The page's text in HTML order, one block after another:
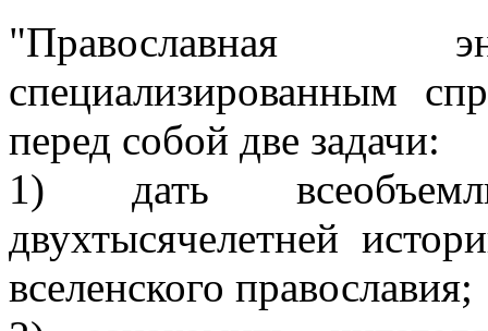
"Православная
специализированным
перед собой две задачи:
1) дать
двухтысячелетней
вселенского православия;